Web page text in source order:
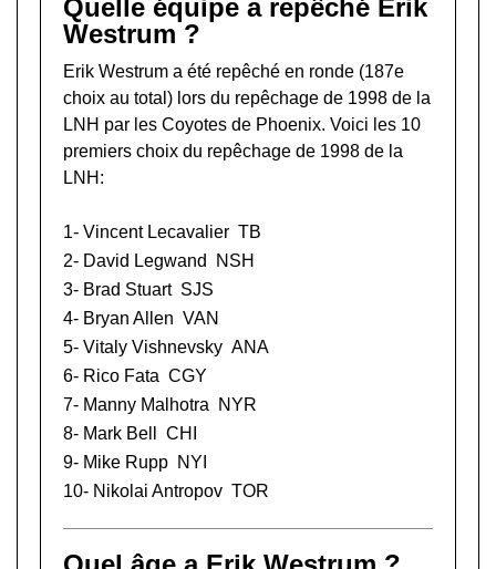
Quelle équipe a repêché Erik
Westrum ?
Erik Westrum a été repêché en ronde (187e
choix au total) lors du repêchage de 1998 de la
LNH par les Coyotes de Phoenix. Voici les 10
premiers choix du repêchage de 1998 de la
LNH:
1- Vincent Lecavalier TB
2- David Legwand
NSH
3- Brad Stuart SJS
4- Bryan Allen VAN
5- Vitaly Vishnevsky ANA
6- Rico Fata CGY
7- Manny Malhotra
NYR
8- Mark Bell
CHI
9- Mike Rupp NYI
10- Nikolai Antropov TOR